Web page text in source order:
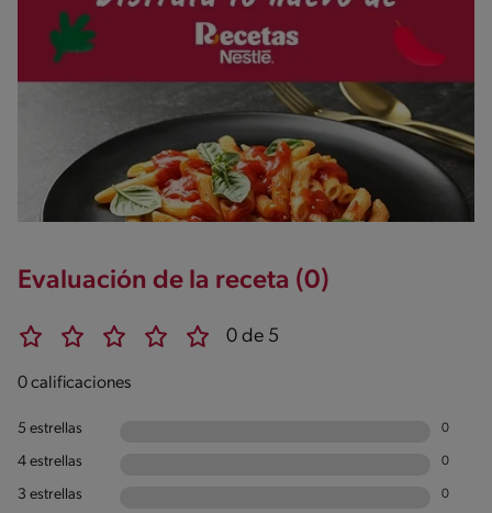
Evaluación de la receta (0)
0 de 5
0 calificaciones
5 estrellas 0
4 estrellas 0
3 estrellas 0